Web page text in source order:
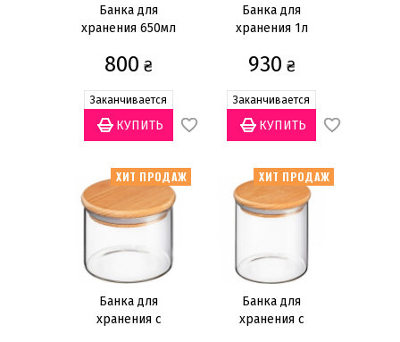
Кастрюли
Сковороды
Ковши
Сотейники
Крышки
Банки для хранения кофе
Кофемолки
Показать всё
Цена
— грн
Банка для
хранения 650мл
800 ₴
Заканчивается
Банка для
хранения 1л
930 ₴
Заканчивается
ХИТ ПРОДАЖ
Банка для
хранения с
ХИТ ПРОДАЖ
Банка для
хранения с